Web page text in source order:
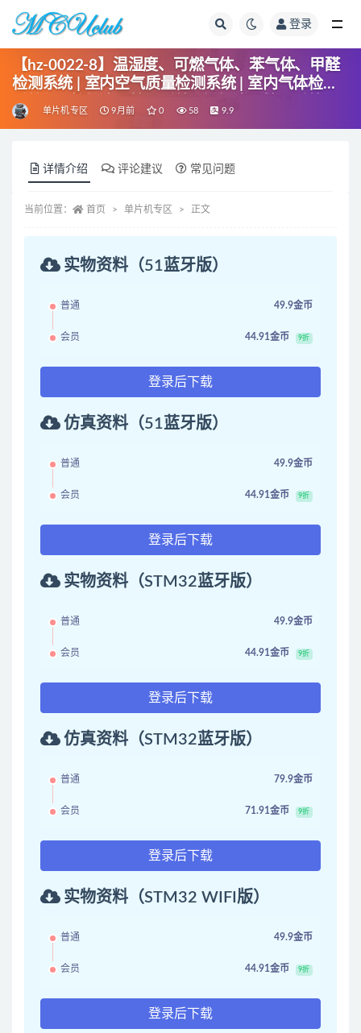
登录
【hz-0022-8】温湿度、可燃气体、苯气体、甲醛
检测系统 | 室内空气质量检测系统 | 室内气体检测
系统 | 天然气泄露检测系统 | 煤气泄露检测系统
单片机专区 9月前 0 58 9.9
详情介绍 评论建议 常见问题
当前位置： 首页 单片机专区 正文
实物资料（51蓝牙版）
普通 49.9金币
会员 44.91金币 9折
登录后下载
仿真资料（51蓝牙版）
普通 49.9金币
会员 44.91金币 9折
登录后下载
实物资料（STM32蓝牙版）
普通 49.9金币
会员 44.91金币 9折
登录后下载
仿真资料（STM32蓝牙版）
普通 79.9金币
会员 71.91金币 9折
登录后下载
实物资料（STM32 WIFI版）
普通 49.9金币
会员 44.91金币 9折
登录后下载